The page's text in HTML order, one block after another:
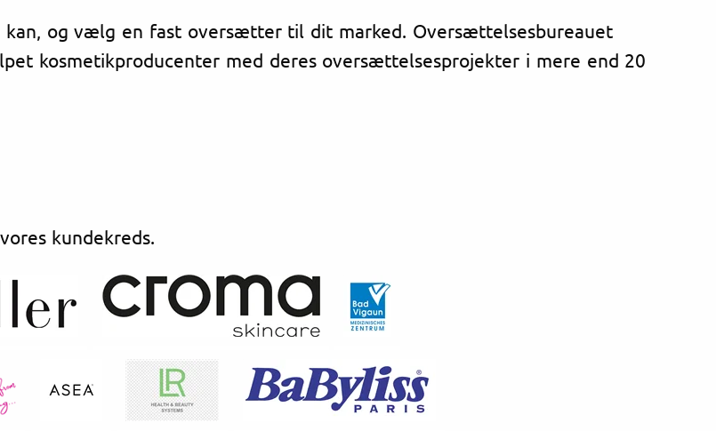
og vælg en fast oversætter til dit marked. Oversættelsesbureauet
kosmetikproducenter med deres oversættelsesprojekter i mere end 20
kundekreds.